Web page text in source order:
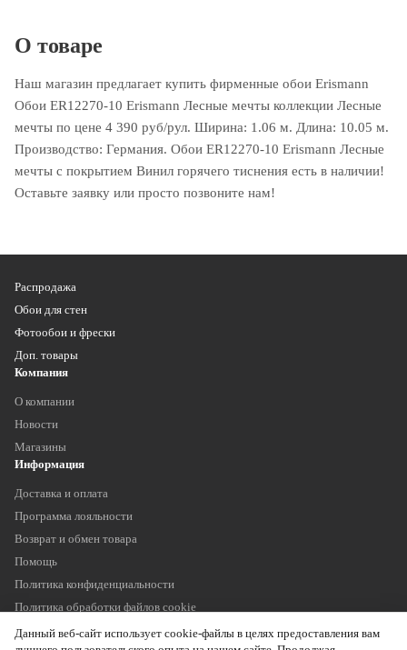
О товаре
Наш магазин предлагает купить фирменные обои Erismann
Обои ER12270-10 Erismann Лесные мечты коллекции Лесные
мечты по цене 4 390 руб/рул. Ширина: 1.06 м. Длина: 10.05 м.
Производство: Германия. Обои ER12270-10 Erismann Лесные
мечты с покрытием Винил горячего тиснения есть в наличии!
Оставьте заявку или просто позвоните нам!
Распродажа
Обои для стен
Фотообои и фрески
Доп. товары
Компания
О компании
Новости
Магазины
Информация
Доставка и оплата
Программа лояльности
Возврат и обмен товара
Помощь
Политика конфиденциальности
Политика обработки файлов cookie
Данный веб-сайт использует cookie-файлы в целях предоставления вам